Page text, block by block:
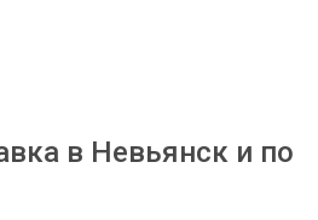
в Невьянск и по